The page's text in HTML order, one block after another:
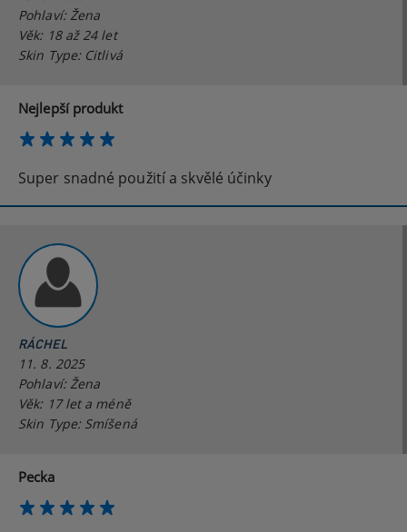
Pohlaví: Žena
Věk: 18 až 24 let
Skin Type: Citlivá
Nejlepší produkt
Super snadné použití a skvělé účinky
RÁCHEL
11. 8. 2025
Pohlaví: Žena
Věk: 17 let a méně
Skin Type: Smíšená
Pecka